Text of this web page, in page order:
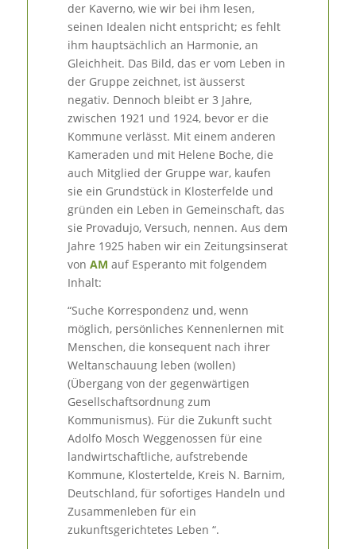
der Kaverno, wie wir bei ihm lesen,
seinen Idealen nicht entspricht; es fehlt
ihm hauptsächlich an Harmonie, an
Gleichheit. Das Bild, das er vom Leben in
der Gruppe zeichnet, ist äusserst
negativ. Dennoch bleibt er 3 Jahre,
zwischen 1921 und 1924, bevor er die
Kommune verlässt. Mit einem anderen
Kameraden und mit Helene Boche, die
auch Mitglied der Gruppe war, kaufen
sie ein Grundstück in Klosterfelde und
gründen ein Leben in Gemeinschaft, das
sie Provadujo, Versuch, nennen. Aus dem
Jahre 1925 haben wir ein Zeitungsinserat
von AM auf Esperanto mit folgendem
Inhalt:
“Suche Korrespondenz und, wenn
möglich, persönliches Kennenlernen mit
Menschen, die konsequent nach ihrer
Weltanschauung leben (wollen)
(Übergang von der gegenwärtigen
Gesellschaftsordnung zum
Kommunismus). Für die Zukunft sucht
Adolfo Mosch Weggenossen für eine
landwirtschaftliche, aufstrebende
Kommune, Klostertelde, Kreis N. Barnim,
Deutschland, für sofortiges Handeln und
Zusammenleben für ein
zukunftsgerichtetes Leben “.